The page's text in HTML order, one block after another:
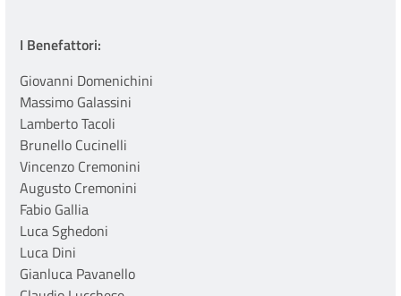
I Benefattori:
Giovanni Domenichini
Massimo Galassini
Lamberto Tacoli
Brunello Cucinelli
Vincenzo Cremonini
Augusto Cremonini
Fabio Gallia
Luca Sghedoni
Luca Dini
Gianluca Pavanello